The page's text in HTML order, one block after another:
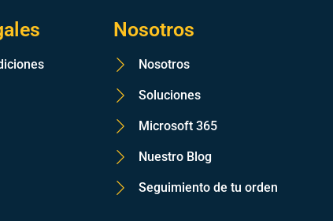
Nosotros
Nosotros
Soluciones
Microsoft 365
Nuestro Blog
Seguimiento de tu orden